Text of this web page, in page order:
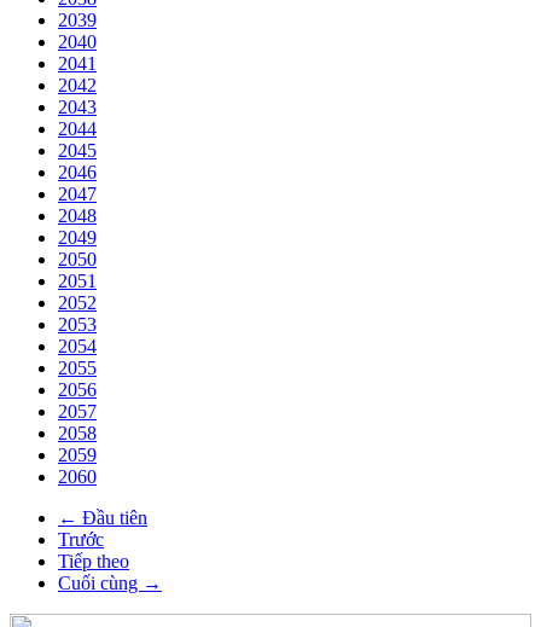
2039
2040
2041
2042
2043
2044
2045
2046
2047
2048
2049
2050
2051
2052
2053
2054
2055
2056
2057
2058
2059
2060
← Đầu tiên
Trước
Tiếp theo
Cuối cùng →